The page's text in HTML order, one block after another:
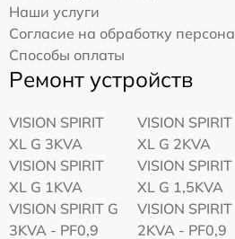
Наши услуги
Согласие на обработку
Способы оплаты
Ремонт устройств
VISION SPIRIT
XL G 3KVA
VISION SPIRIT
XL G 2KVA
VISION SPIRIT
XL G 1KVA
VISION SPIRIT
XL G 1,5KVA
VISION SPIRIT G
3KVA - PF0,9
VISION SPIRIT
2KVA - PF0,9